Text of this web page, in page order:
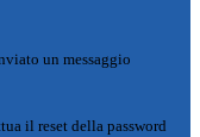
un messaggio
il reset della password